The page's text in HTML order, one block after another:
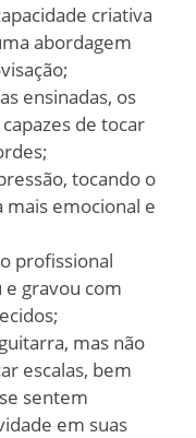
criativa
abordagem
ensinadas, os
de tocar
tocando o
emocional e
profissional
gravou com
mas não
escalas, bem
sentem
em suas